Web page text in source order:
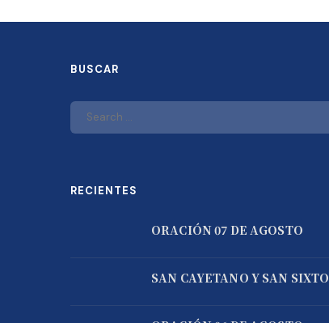
BUSCAR
RECIENTES
ORACIÓN 07 DE AGOSTO
SAN CAYETANO Y SAN SIXTO